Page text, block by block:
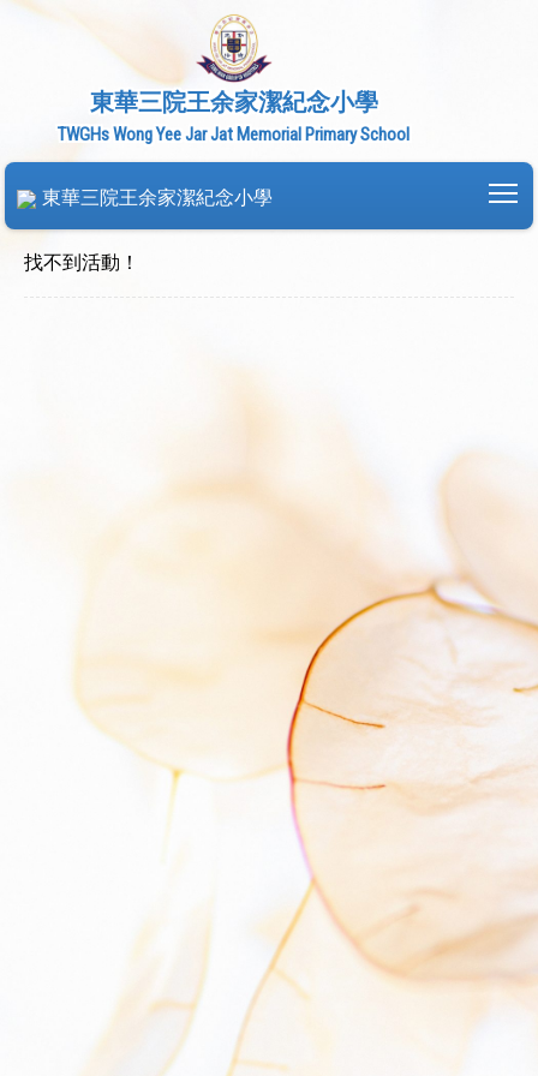
東華三院王余家潔紀念小學
TWGHs Wong Yee Jar Jat Memorial Primary School
東華三院王余家潔紀念小學
找不到活動！